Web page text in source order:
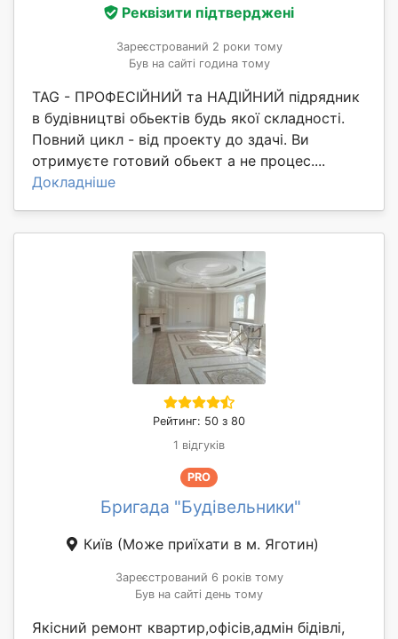
Реквізити підтверджені
Зареєстрований 2 роки тому
Був на сайті година тому
TAG - ПРОФЕСІЙНИЙ та НАДІЙНИЙ підрядник
в будівництві обьектів будь якої складності.
Повний цикл - від проекту до здачі. Ви
отримуєте готовий обьект а не процес....
Докладніше
Рейтинг: 50 з 80
1 відгуків
PRO
Бригада "Будівельники"
Київ (Може приїхати в м. Яготин)
Зареєстрований 6 років тому
Був на сайті день тому
Якісний ремонт квартир,офісів,адмін бідівлі,